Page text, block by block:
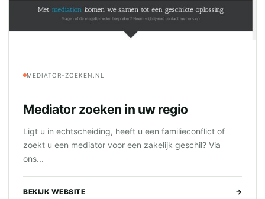
MEDIATOR-ZOEKEN.NL
Mediator zoeken in uw regio
Ligt u in echtscheiding, heeft u een familieconflict of
zoekt u een mediator voor een zakelijk geschil? Via
ons...
BEKIJK WEBSITE →